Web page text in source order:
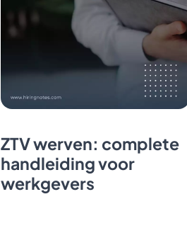
ZTV werven: complete
handleiding voor
werkgevers